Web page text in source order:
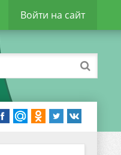
Войти на сайт